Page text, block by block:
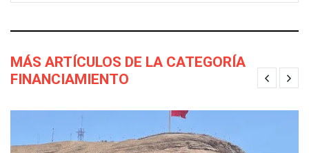
MÁS ARTÍCULOS DE LA CATEGORÍA
FINANCIAMIENTO